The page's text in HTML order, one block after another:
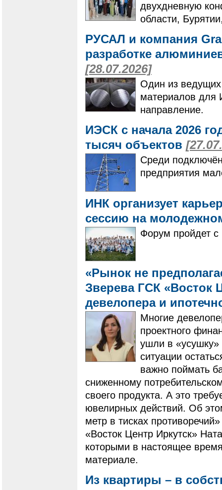
двухдневную
области,
РУСАЛ и компания
разработке
[28.07.2026]
Один из ведущих
материалов для
направление.
ИЭСК с начала 2026
тысяч объектов
Среди
предприятия
ИНК организует
сессию на
Форум пройдет с
«Рынок не
Зверева ГСК «Восток
девелопера и
Многие
проектного
ушли в «усушку»
ситуации
важно поймать
сниженному
своего продукта. А это
ювелирных действий. Об
метр в тисках
«Восток Центр Иркутск»
которыми в настоящее
материале.
Из квартиры – в